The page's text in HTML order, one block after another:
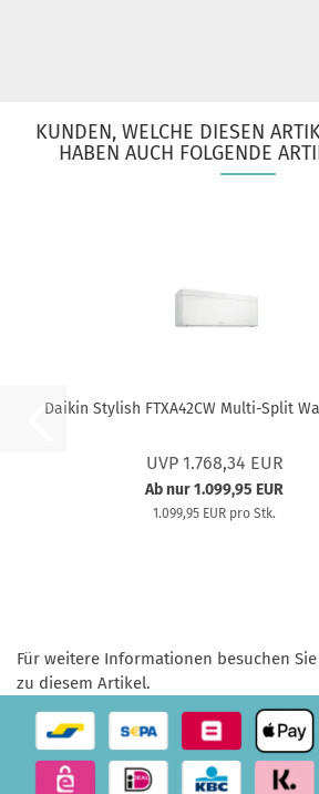
KUNDEN, WELCHE DIESEN
HABEN AUCH FOLGENDE
Daikin Stylish FTXA42CW Multi-Split
UVP 1.768,34 EUR
Ab nur 1.099,95 EUR
1.099,95 EUR pro Stk.
Für weitere Informationen besuchen
zu diesem Artikel.